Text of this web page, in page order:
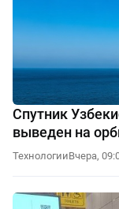
Спутник
выведен на
ТехнологииВчера,